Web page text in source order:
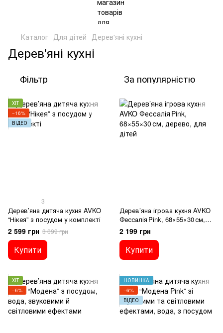
Каталог Для дітей Дерев'яні кухні
Дерев'яні кухні
Фільтр За популярністю
ХІТ
−16%
ВІДЕО
3
Дерев’яна дитяча кухня AVKO
“Нікея” з посудом у комплекті
2 599 грн 3 099 грн
Купити
Дерев’яна ігрова кухня AVKO
Фессалія Pink, 68×55×30 см,
дерево, для дітей
2 199 грн
Купити
ХІТ
−6%
НОВИНКА
−6%
ВІДЕО